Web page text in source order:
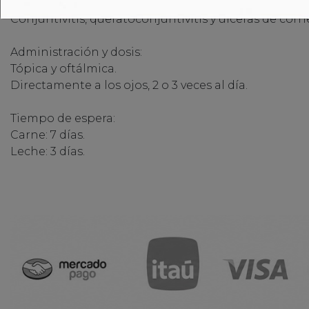
Conjuntivitis, queratoconjuntivitis y ulceras de
Administración y dosis:
Tópica y oftálmica.
Directamente a los ojos, 2 o 3 veces al día.
Tiempo de espera:
Carne: 7 días.
Leche: 3 días.